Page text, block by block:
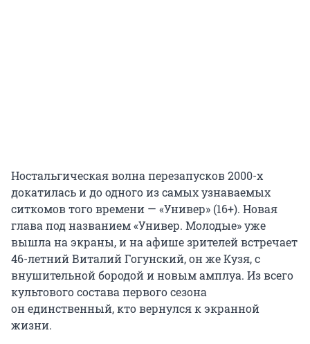
Ностальгическая волна перезапусков 2000-х
докатилась и до одного из самых узнаваемых
ситкомов того времени — «Универ» (16+). Новая
глава под названием «Универ. Молодые» уже
вышла на экраны, и на афише зрителей встречает
46-летний Виталий Гогунский, он же Кузя, с
внушительной бородой и новым амплуа. Из всего
культового состава первого сезона
он единственный, кто вернулся к экранной
жизни.